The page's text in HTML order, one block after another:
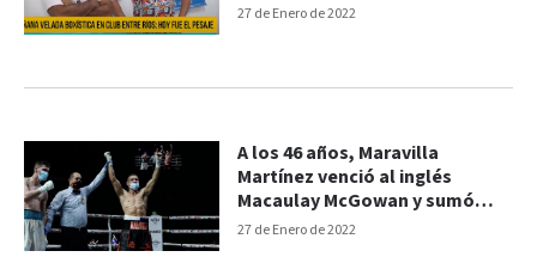
27 de Enero de 2022
27 de Enero de 2022
A los 46 años, Maravilla
Martínez venció al inglés
Macaulay McGowan y sumó
otra victoria